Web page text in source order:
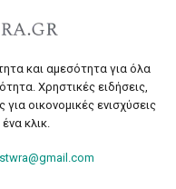
και αμεσότητα για όλα
Χρηστικές ειδήσεις,
για οικονομικές ενισχύσεις
κλικ.